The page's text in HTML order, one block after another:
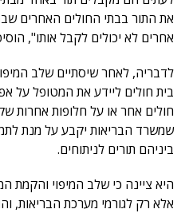
את התור בבתי החולים האחרים
אחרים לא יכולים לקבל אותו",
לדבריה, לאחר שיסתיים שלב
בית חולים ליידע את המטופל על
חולים אחר או על חלופות אחרות
שמשרד הבריאות יקבע על מנת
ביניהם תורים לניתוחים.
היא ציינה כי שלב המיפוי והקמת
אלא רק לגורמי מערכת הבריאות,